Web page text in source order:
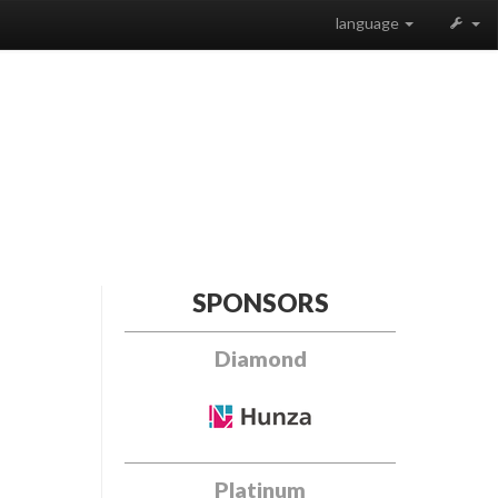
language
SPONSORS
Diamond
Platinum